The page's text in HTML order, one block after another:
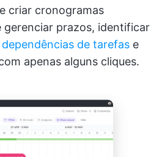
criar cronogramas
gerenciar prazos, identificar
dependências de tarefas e
apenas alguns cliques.